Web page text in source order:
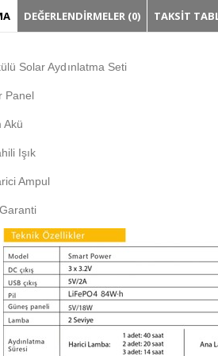
DEĞERLENDIRMELER (0) TAKSIT
Solar Aydınlatma Seti
Panel
Akü
Işık
Ampul